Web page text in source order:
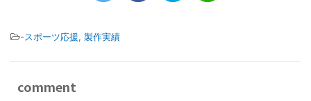
-スポーツ応援, 製作実績
comment